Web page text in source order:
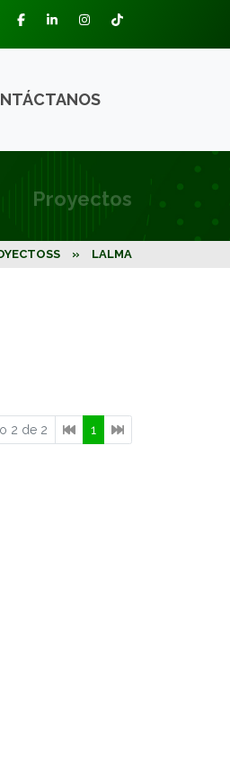
Proyectos
» LALMA
2 de 2 1